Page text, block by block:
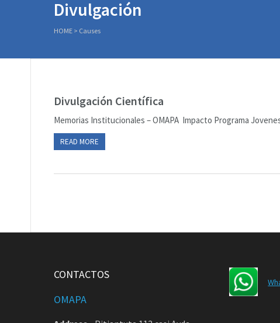
Divulgación
HOME > Causes
Divulgación Científica
Memorias Institucionales – OMAPA Impacto Programa
READ MORE
CONTACTOS
OMAPA